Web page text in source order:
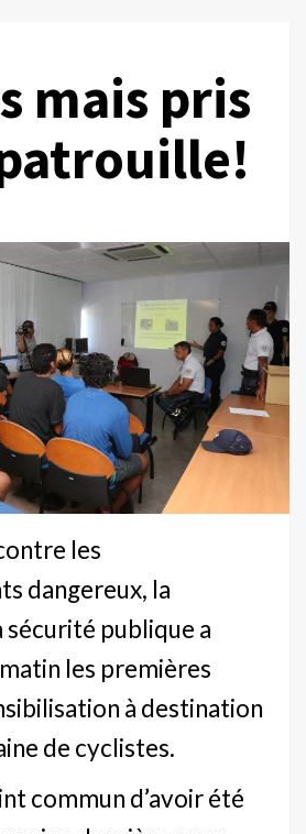
mais pris
les
dangereux, la
publique a
les premières
à destination
de cyclistes.
commun d’avoir été